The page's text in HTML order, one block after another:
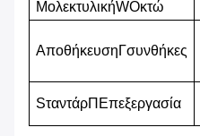
ΜολεκτυλικήWΟκτώ
Αποθήκευση Γσυνθήκες
SταντάρΠ Επεξεργασία